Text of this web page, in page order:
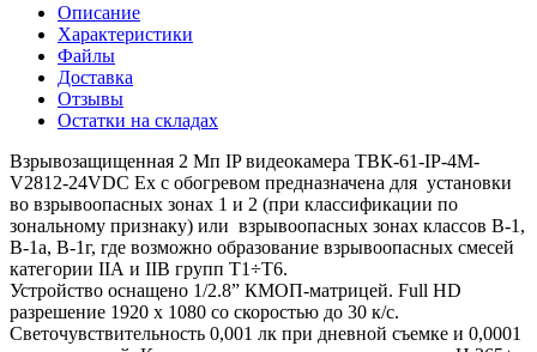
Описание
Характеристики
Файлы
Доставка
Отзывы
Остатки на складах
Взрывозащищенная 2 Мп IP видеокамера ТВК-61-IP-4М-
V2812-24VDC Ex с обогревом предназначена для установки
во взрывоопасных зонах 1 и 2 (при классификации по
зональному признаку) или взрывоопасных зонах классов В-1,
В-1а, В-1г, где возможно образование взрывоопасных смесей
категории IIА и IIВ групп Т1÷Т6.
Устройство оснащено 1/2.8” КМОП-матрицей. Full HD
разрешение 1920 х 1080 со скоростью до 30 к/с.
Светочувствительность 0,001 лк при дневной съемке и 0,0001